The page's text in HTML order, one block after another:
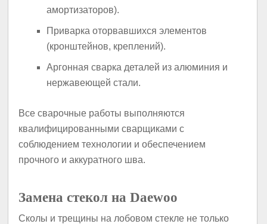
амортизаторов).
Приварка оторвавшихся элементов
(кронштейнов, креплений).
Аргонная сварка деталей из алюминия и
нержавеющей стали.
Все сварочные работы выполняются
квалифицированными сварщиками с
соблюдением технологии и обеспечением
прочного и аккуратного шва.
Замена стекол на Daewoo
Сколы и трещины на лобовом стекле не только